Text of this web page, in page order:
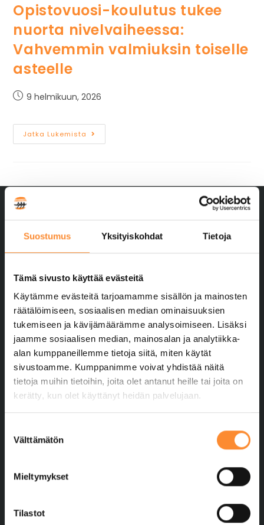
Suostumus Yksityiskohdat Tietoja
Tämä sivusto käyttää evästeitä
Käytämme evästeitä tarjoamamme sisällön ja mainosten
räätälöimiseen, sosiaalisen median ominaisuuksien
tukemiseen ja kävijämäärämme analysoimiseen. Lisäksi
jaamme sosiaalisen median, mainosalan ja analytiikka-
alan kumppaneillemme tietoja siitä, miten käytät
sivustoamme. Kumppanimme voivat yhdistää näitä
tietoja muihin tietoihin, joita olet antanut heille tai joita on
kerätty, kun olet käyttänyt heidän palvelujaan.
Välttämätön
Mieltymykset
Tilastot
Opistovuosi-koulutus tukee
nuorta nivelvaiheessa:
Vahvemmin valmiuksin toiselle
asteelle
9 helmikuun, 2026
Jatka Lukemista
Yhteystiedot
Peräpohjolan Opisto
Kivirannantie 13–15
95410 TORNIO
040 744 5260
Tilaa uutiskirje
Koulutustiedustelut